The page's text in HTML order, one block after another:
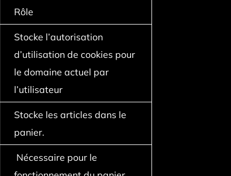
Rôle
Stocke l’autorisation
d’utilisation de cookies pour
le domaine actuel par
l’utilisateur
Stocke les articles dans le
panier.
Nécessaire pour le